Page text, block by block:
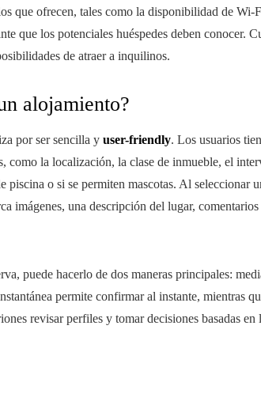
que ofrecen, tales como la disponibilidad de Wi-
que los potenciales huéspedes deben conocer.
de atraer a inquilinos.
alojamiento?
por ser sencilla y user-friendly. Los usuarios
como la localización, la clase de inmueble, el
o si se permiten mascotas. Al seleccionar
imágenes, una descripción del lugar,
puede hacerlo de dos maneras principales:
permite confirmar al instante, mientras
revisar perfiles y tomar decisiones basadas en